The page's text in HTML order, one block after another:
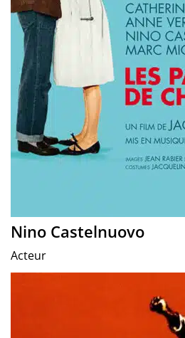
Nino Castelnuovo
Acteur